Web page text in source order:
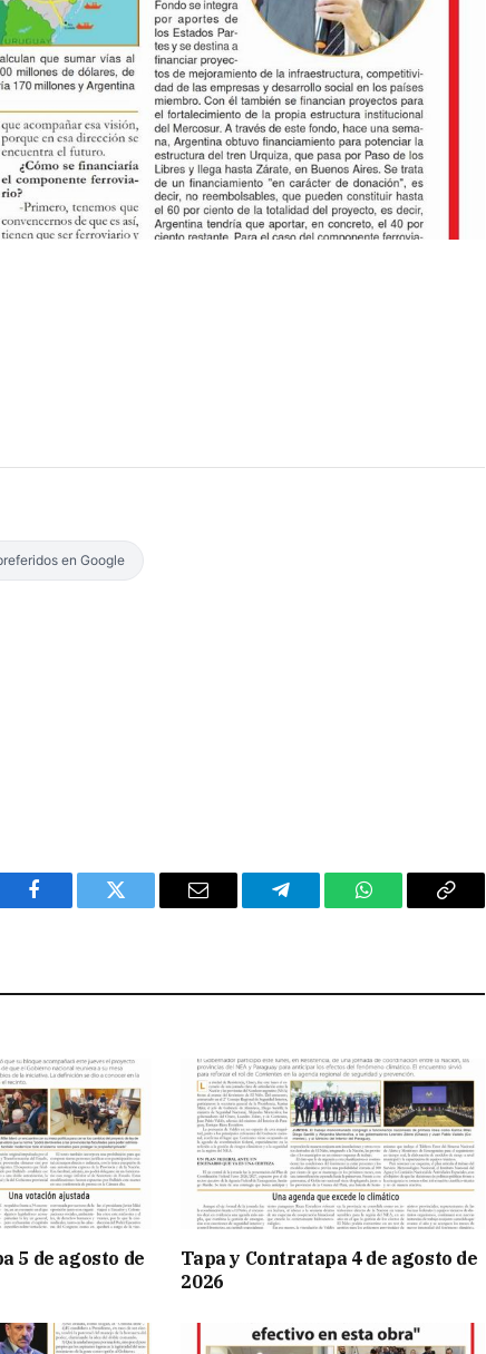
en Google
Facebook Twitter Email Telegram WhatsAppCopy
5 de agosto de
Tapa y Contratapa 4 de agosto de
2026